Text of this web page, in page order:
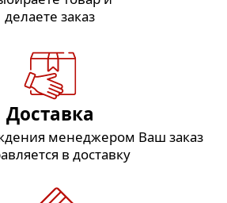
делаете заказ
Доставка
менеджером Ваш заказ
в доставку